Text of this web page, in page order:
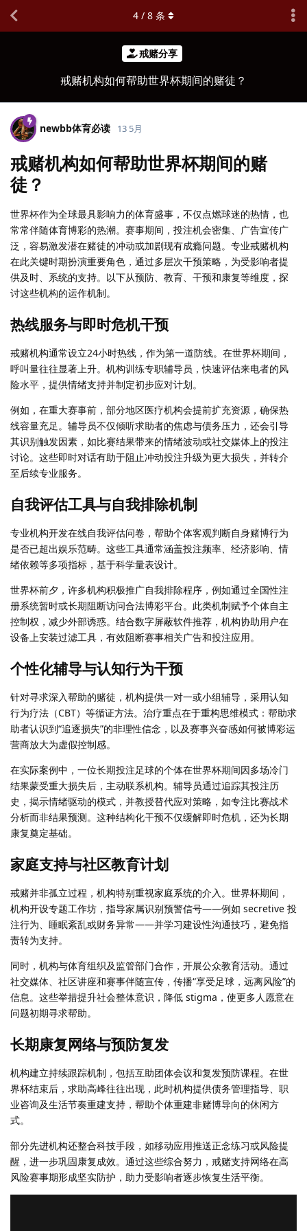
戒赌分享
戒赌机构如何帮助世界杯期间的赌徒？
4 / 8 条
newbb体育必读 13 5月
戒赌机构如何帮助世界杯期间的赌
徒？
世界杯作为全球最具影响力的体育盛事，不仅点燃球迷的热情，也
常常伴随体育博彩的热潮。赛事期间，投注机会密集、广告宣传广
泛，容易激发潜在赌徒的冲动或加剧现有成瘾问题。专业戒赌机构
在此关键时期扮演重要角色，通过多层次干预策略，为受影响者提
供及时、系统的支持。以下从预防、教育、干预和康复等维度，探
讨这些机构的运作机制。
热线服务与即时危机干预
戒赌机构通常设立24小时热线，作为第一道防线。在世界杯期间，
呼叫量往往显著上升。机构训练专职辅导员，快速评估来电者的风
险水平，提供情绪支持并制定初步应对计划。
例如，在重大赛事前，部分地区医疗机构会提前扩充资源，确保热
线容量充足。辅导员不仅倾听求助者的焦虑与债务压力，还会引导
其识别触发因素，如比赛结果带来的情绪波动或社交媒体上的投注
讨论。这些即时对话有助于阻止冲动投注升级为更大损失，并转介
至后续专业服务。
自我评估工具与自我排除机制
专业机构开发在线自我评估问卷，帮助个体客观判断自身赌博行为
是否已超出娱乐范畴。这些工具通常涵盖投注频率、经济影响、情
绪依赖等多项指标，基于科学量表设计。
世界杯前夕，许多机构积极推广自我排除程序，例如通过全国性注
册系统暂时或长期阻断访问合法博彩平台。此类机制赋予个体自主
控制权，减少外部诱惑。结合数字屏蔽软件推荐，机构协助用户在
设备上安装过滤工具，有效阻断赛事相关广告和投注应用。
个性化辅导与认知行为干预
针对寻求深入帮助的赌徒，机构提供一对一或小组辅导，采用认知
行为疗法（CBT）等循证方法。治疗重点在于重构思维模式：帮助求
助者认识到“追逐损失”的非理性信念，以及赛事兴奋感如何被博彩运
营商放大为虚假控制感。
在实际案例中，一位长期投注足球的个体在世界杯期间因多场冷门
结果蒙受重大损失后，主动联系机构。辅导员通过追踪其投注历
史，揭示情绪驱动的模式，并教授替代应对策略，如专注比赛战术
分析而非结果预测。这种结构化干预不仅缓解即时危机，还为长期
康复奠定基础。
家庭支持与社区教育计划
戒赌并非孤立过程，机构特别重视家庭系统的介入。世界杯期间，
机构开设专题工作坊，指导家属识别预警信号——例如 secretive 投
注行为、睡眠紊乱或财务异常——并学习建设性沟通技巧，避免指
责转为支持。
同时，机构与体育组织及监管部门合作，开展公众教育活动。通过
社交媒体、社区讲座和赛事伴随宣传，传播“享受足球，远离风险”的
信息。这些举措提升社会整体意识，降低 stigma，使更多人愿意在
问题初期寻求帮助。
长期康复网络与预防复发
机构建立持续跟踪机制，包括互助团体会议和复发预防课程。在世
界杯结束后，求助高峰往往出现，此时机构提供债务管理指导、职
业咨询及生活节奏重建支持，帮助个体重建非赌博导向的休闲方
式。
部分先进机构还整合科技手段，如移动应用推送正念练习或风险提
醒，进一步巩固康复成效。通过这些综合努力，戒赌支持网络在高
风险赛事期形成坚实防护，助力受影响者逐步恢复生活平衡。